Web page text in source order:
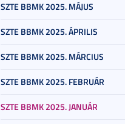
SZTE BBMK 2025. MÁJUS
SZTE BBMK 2025. ÁPRILIS
SZTE BBMK 2025. MÁRCIUS
SZTE BBMK 2025. FEBRUÁR
SZTE BBMK 2025. JANUÁR